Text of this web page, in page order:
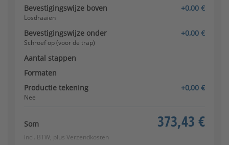
Bevestigingswijze boven +0,00 €
Losdraaien
Bevestigingswijze onder +0,00 €
Schroef op (voor de trap)
Aantal stappen
Formaten
Productie tekening
+0,00 €
Nee
Som 373,43 €
incl. BTW, plus Verzendkosten